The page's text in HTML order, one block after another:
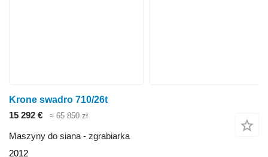
Krone swadro 710/26t
15 292 €
≈ 65 850 zł
Maszyny do siana - zgrabiarka
2012